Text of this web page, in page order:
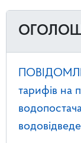
тарифів на